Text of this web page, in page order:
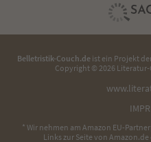
Belletristik-Couch.de ist ein Projekt
Copyright © 2026 Literatur-
* Wir nehmen am Amazon EU-
Links zur Seite von